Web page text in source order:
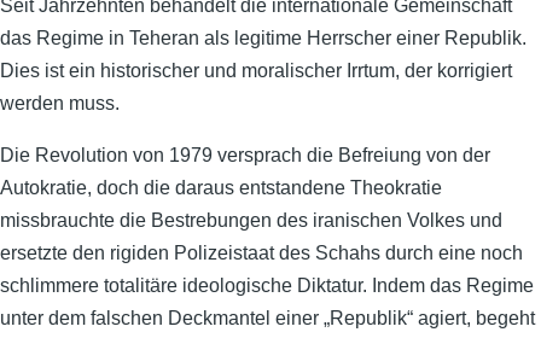
Seit Jahrzehnten behandelt die internationale Gemeinschaft
das Regime in Teheran als legitime Herrscher einer Republik.
Dies ist ein historischer und moralischer Irrtum, der korrigiert
werden muss.
Die Revolution von 1979 versprach die Befreiung von der
Autokratie, doch die daraus entstandene Theokratie
missbrauchte die Bestrebungen des iranischen Volkes und
ersetzte den rigiden Polizeistaat des Schahs durch eine noch
schlimmere totalitäre ideologische Diktatur. Indem das Regime
unter dem falschen Deckmantel einer „Republik“ agiert, begeht